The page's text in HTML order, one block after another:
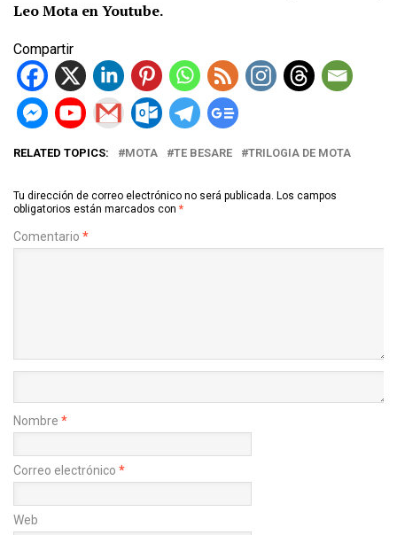
Leo Mota en Youtube.
Compartir
RELATED TOPICS: MOTA TE BESARE TRILOGIA DE MOTA
Tu dirección de correo electrónico no será publicada. Los campos
obligatorios están marcados con *
Comentario *
Nombre *
Correo electrónico *
Web